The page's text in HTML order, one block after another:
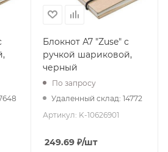
Блокнот А7 "Zuse" с
ручкой шариковой,
черный
По запросу
Удаленный склад: 14772
Артикул: K-10626901
249.69 ₽/шт